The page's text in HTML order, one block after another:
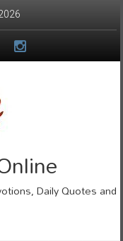
Daily Quotes and